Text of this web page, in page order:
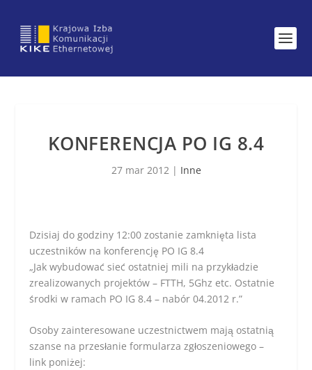
KONFERENCJA PO IG 8.4
27 mar 2012| Inne
Dzisiaj do godziny 12:00 zostanie zamknięta lista
uczestników na konferencję PO IG 8.4
„Jak wybudować sieć ostatniej mili na przykładzie
zrealizowanych projektów – FTTH, 5Ghz etc. Ostatnie
środki w ramach PO IG 8.4 – nabór 04.2012 r.”
Osoby zainteresowane uczestnictwem mają ostatnią
szanse na przesłanie formularza zgłoszeniowego –
link poniżej: